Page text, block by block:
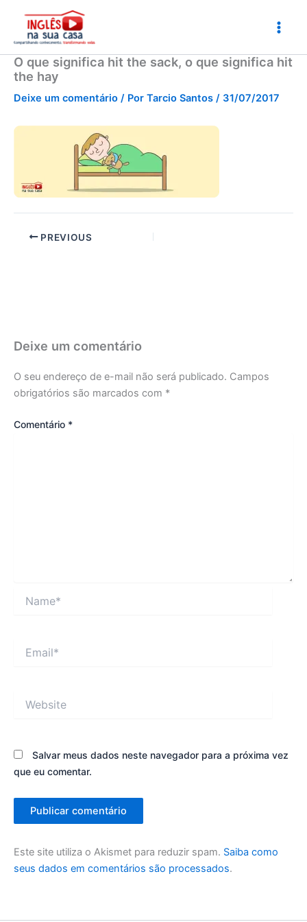
conteúdo
O que significa hit the sack, o que significa hit
the hay
Deixe um comentário / Por Tarcio Santos / 31/07/2017
PREVIOUS
Deixe um comentário
O seu endereço de e-mail não será publicado. Campos
obrigatórios são marcados com *
Comentário *
Salvar meus dados neste navegador para a próxima vez
que eu comentar.
Este site utiliza o Akismet para reduzir spam. Saiba como
seus dados em comentários são processados.